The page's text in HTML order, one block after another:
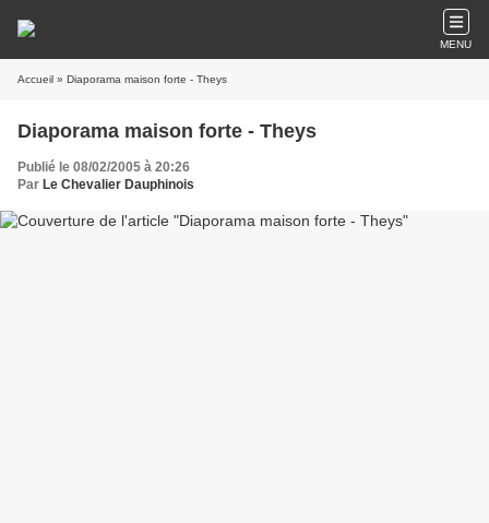
MENU
Accueil » Diaporama maison forte - Theys
Diaporama maison forte - Theys
Publié le 08/02/2005 à 20:26
Par Le Chevalier Dauphinois